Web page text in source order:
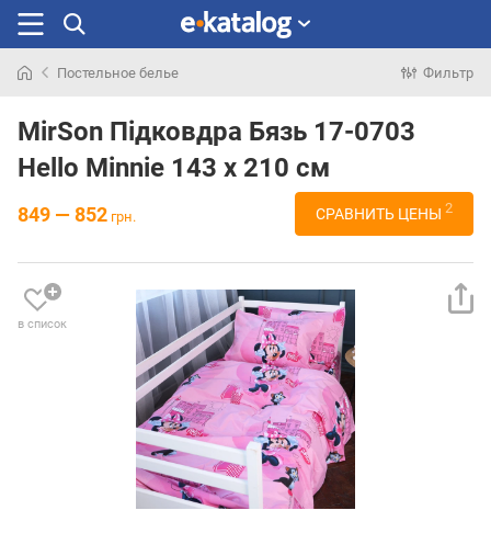
раньше
Постельное белье Фильтр
MirSon Підковдра Бязь 17-0703
Hello Minnie 143 x 210 см
849 — 852 грн. СРАВНИТЬ ЦЕНЫ 2
в список